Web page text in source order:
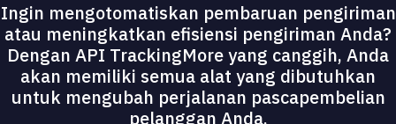
Ingin mengotomatiskan pembaruan pengiriman
atau meningkatkan efisiensi pengiriman Anda?
Dengan API TrackingMore yang canggih, Anda
akan memiliki semua alat yang dibutuhkan
untuk mengubah perjalanan pascapembelian
pelanggan Anda.